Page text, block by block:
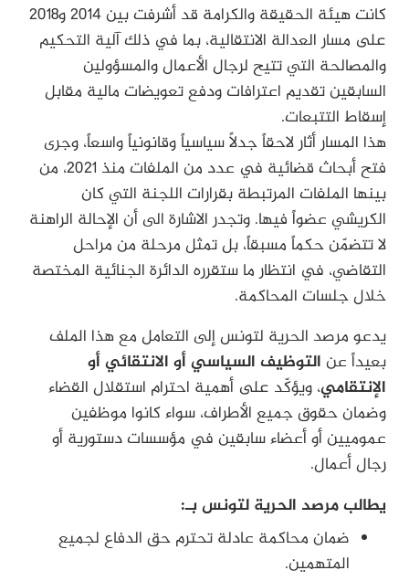
كانت هيئة الحقيقة والكرامة قد أشرفت بين 2014 و2018
على مسار العدالة الانتقالية، بما في ذلك آلية التحكيم
والمصالحة التي تتيح لرجال الأعمال والمسؤولين
السابقين تقديم اعترافات ودفع تعويضات مالية مقابل
إسقاط التتبعات.
هذا المسار أثار لاحقاً جدلاً سياسياً وقانونياً واسعاً، وجرى
فتح أبحاث قضائية في عدد من الملفات منذ 2021، من
بينها الملفات المرتبطة بقرارات اللجنة التي كان
الكريشي عضواً فيها. وتجدر الاشارة الى أن الإحالة الراهنة
لا تتضمّن حكماً مسبقاً، بل تمثل مرحلة من مراحل
التقاضي، في انتظار ما ستقرره الدائرة الجنائية المختصة
خلال جلسات المحاكمة.
يدعو مرصد الحرية لتونس إلى التعامل مع هذا الملف
بعيداً عن التوظيف السياسي أو الانتقائي أو
الإنتقامي، ويؤكّد على أهمية احترام استقلال القضاء
وضمان حقوق جميع الأطراف، سواء كانوا موظفين
عموميين أو أعضاء سابقين في مؤسسات دستورية أو
رجال أعمال.
يطالب مرصد الحرية لتونس بـ:
ضمان محاكمة عادلة تحترم حق الدفاع لجميع
المتهمين.